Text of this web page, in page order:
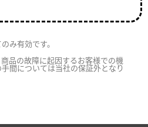
み有効です。
品の故障に起因するお客様での機
間については当社の保証外となり